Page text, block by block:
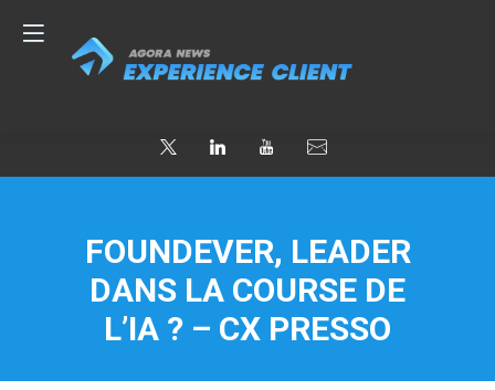
FOUNDEVER, LEADER
DANS LA COURSE DE
L’IA ? – CX PRESSO